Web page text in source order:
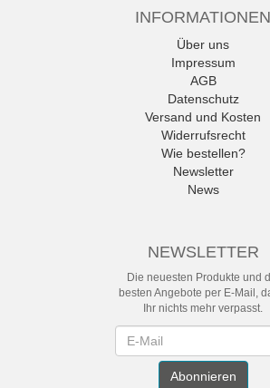
INFORMATIONEN
Über uns
Impressum
AGB
Datenschutz
Versand und Kosten
Widerrufsrecht
Wie bestellen?
Newsletter
News
NEWSLETTER
Die neuesten Produkte und
besten Angebote per E-Mail,
Ihr nichts mehr verpasst.
Abonnieren